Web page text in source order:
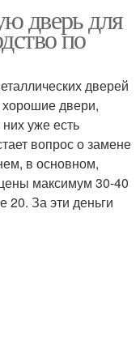
дверь для
по
дверей
двери,
уже есть
вопрос о замене
в основном,
максимум 30-40
20. За эти деньги